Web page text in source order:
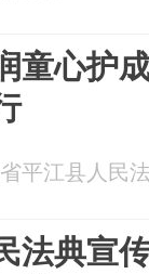
童心护
平江县人民
法典宣